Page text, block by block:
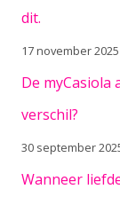
dit.
17 november 2025
De myCasiola
verschil?
30 september
Wanneer